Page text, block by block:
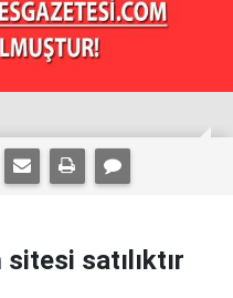
satılıktır